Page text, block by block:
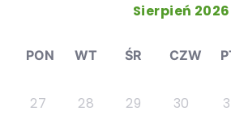
Sierpień 2026
PON WT ŚR CZW
27 28 29 30